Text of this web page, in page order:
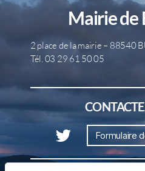
Mairie de
2 place de la mairie – 88540
Tél. 03 29 61 50 05
Formulaire